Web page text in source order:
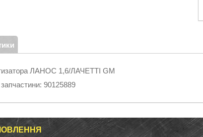
ЛАНОС 1,6/ЛАЧЕТТІ GM
90125889